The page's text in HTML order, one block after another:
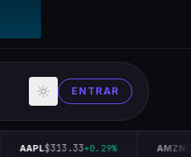
ENTRAR
AAPL$313.33+0.29% AMZN